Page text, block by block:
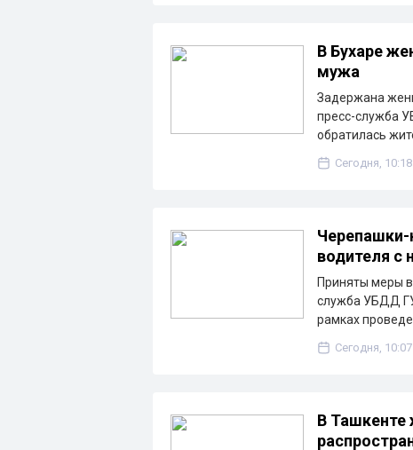
В Бухаре
мужа
Задержана
пресс-служба
обратилась
Сегодня, 10:18
водителя с
Приняты меры
служба УБДД
рамках
Сегодня, 10:07
В Ташкенте